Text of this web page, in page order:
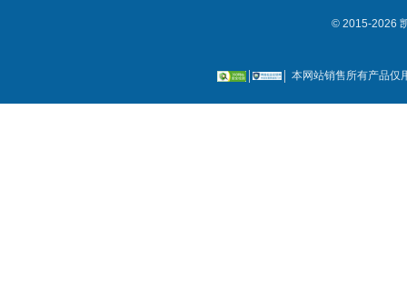
© 2015-2026
本网站销售所有产品仅